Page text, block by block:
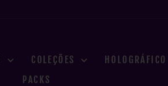
COLEÇÕES HOLOGRÁFICO
PACKS